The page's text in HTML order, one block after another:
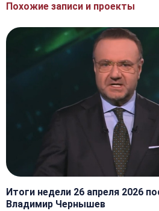
Похожие записи и проекты
Итоги недели 26 апреля 2026
Владимир Чернышев